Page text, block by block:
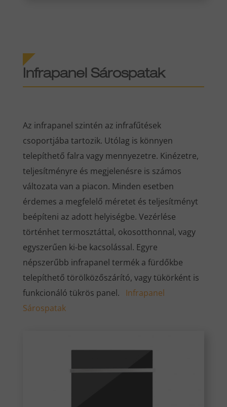
Infrapanel Sárospatak
Az infrapanel szintén az infrafűtések
csoportjába tartozik. Utólag is könnyen
telepíthető falra vagy mennyezetre. Kinézetre,
teljesítményre és megjelenésre is számos
változata van a piacon. Minden esetben
érdemes a megfelelő méretet és teljesítményt
beépíteni az adott helyiségbe. Vezérlése
történhet termosztáttal, okosotthonnal, vagy
egyszerűen ki-be kacsolással. Egyre
népszerűbb infrapanel termék a fürdőkbe
telepíthető törölközőszárító, vagy tükörként is
funkcionáló tükrös panel. Infrapanel
Sárospatak